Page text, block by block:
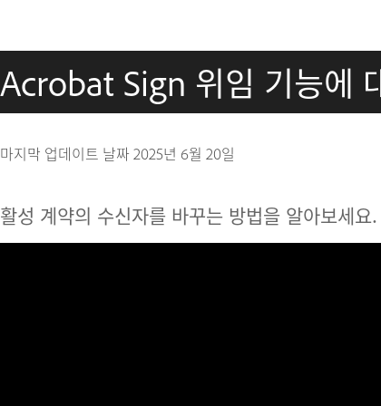
Acrobat Sign 위임 기능에
마지막 업데이트 날짜2025년 6월 20일
활성 계약의 수신자를 바꾸는 방법을 알아보세요.